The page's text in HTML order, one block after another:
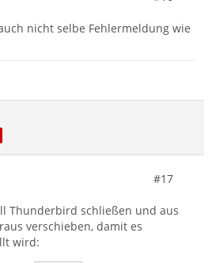
nicht selbe Fehlermeldung wie
#17
Thunderbird schließen und aus
verschieben, damit es
wird: